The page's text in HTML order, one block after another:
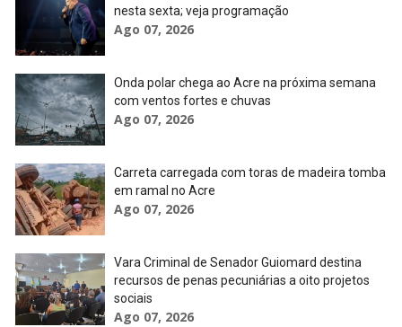
nesta sexta; veja programação
Ago 07, 2026
Onda polar chega ao Acre na próxima semana
com ventos fortes e chuvas
Ago 07, 2026
Carreta carregada com toras de madeira tomba
em ramal no Acre
Ago 07, 2026
Vara Criminal de Senador Guiomard destina
recursos de penas pecuniárias a oito projetos
sociais
Ago 07, 2026